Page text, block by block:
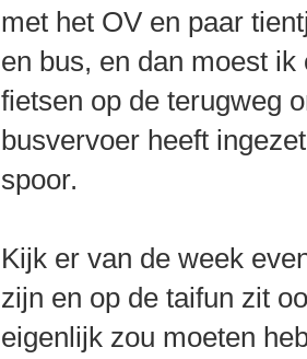
met het OV en paar
en bus, en dan moest
fietsen op de terugweg
busvervoer heeft
spoor.
Kijk er van de week
zijn en op de taifun zit
eigenlijk zou moeten